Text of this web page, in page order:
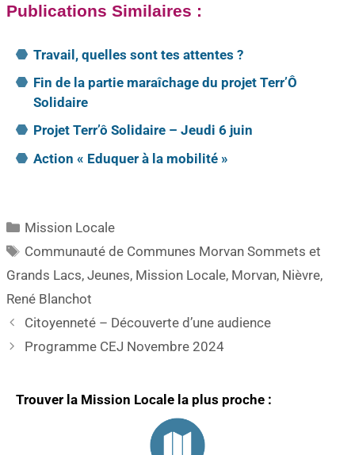
Publications Similaires :
Travail, quelles sont tes attentes ?
Fin de la partie maraîchage du projet Terr’Ô
Solidaire
Projet Terr’ô Solidaire – Jeudi 6 juin
Action « Eduquer à la mobilité »
Mission Locale
Communauté de Communes Morvan Sommets et
Grands Lacs, Jeunes, Mission Locale, Morvan, Nièvre,
René Blanchot
Citoyenneté – Découverte d’une audience
Programme CEJ Novembre 2024
Trouver la Mission Locale la plus proche :